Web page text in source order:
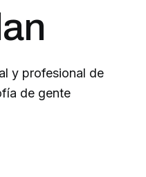
y profesional de
de gente